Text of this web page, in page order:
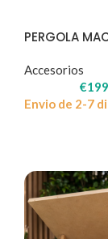
PERGOLA
Accesorios
€
Envio de 2-7